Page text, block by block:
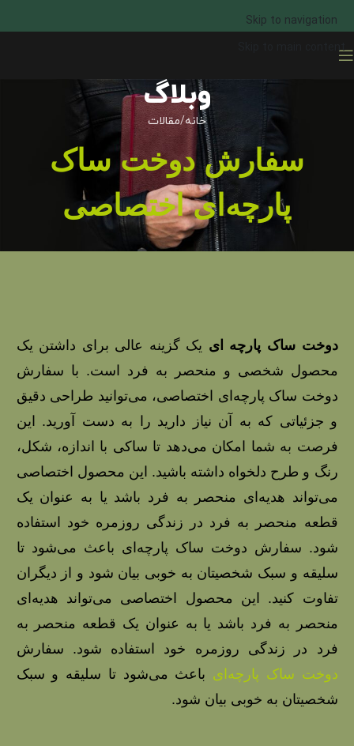
Skip to navigation
Skip to main content
وبلاگ
خانه مقالات
سفارش دوخت ساک
پارچه‌ای اختصاصی
دوخت ساک پارچه‌ ای یک گزینه عالی برای داشتن یک
محصول شخصی و منحصر به فرد است. با سفارش
دوخت ساک پارچه‌ای اختصاصی، می‌توانید طراحی دقیق
و جزئیاتی که به آن نیاز دارید را به دست آورید. این
فرصت به شما امکان می‌دهد تا ساکی با اندازه، شکل،
رنگ و طرح دلخواه داشته باشید. این محصول اختصاصی
می‌تواند هدیه‌ای منحصر به فرد باشد یا به عنوان یک
قطعه منحصر به فرد در زندگی روزمره خود استفاده
شود. سفارش دوخت ساک پارچه‌ای باعث می‌شود تا
سلیقه و سبک شخصیتان به خوبی بیان شود و از دیگران
تفاوت کنید. این محصول اختصاصی می‌تواند هدیه‌ای
منحصر به فرد باشد یا به عنوان یک قطعه منحصر به
فرد در زندگی روزمره خود استفاده شود. سفارش
دوخت ساک پارچه‌ای باعث می‌شود تا سلیقه و سبک
شخصیتان به خوبی بیان شود.